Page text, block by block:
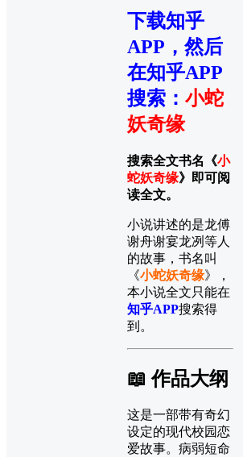
下载知乎
APP，然后
在知乎APP
搜索 ： 小蛇
妖奇缘
搜索全文书名《小
蛇妖奇缘》即可阅
读全文。
小说讲述的是龙傅
谢舟谢宴龙冽等人
的故事，书名叫
《小蛇妖奇缘》，
本小说全文只能在
知乎APP搜索得
到。
📖 作品大纲
这是一部带有奇幻
设定的现代校园恋
爱故事。病弱短命